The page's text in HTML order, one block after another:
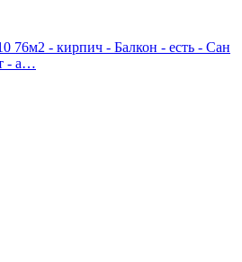
76м2 - кирпич - Балкон - есть - Сан
- а…